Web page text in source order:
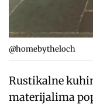
@homebytheloch
Rustikalne
materijalima